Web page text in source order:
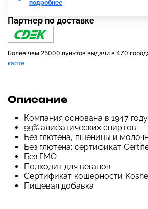
подробнее
Партнер по доставке
Более чем 25000 пунктов выдачи в 470
карте
Описание
Компания основана в 1947 году
99% алифатических спиртов
Без глютена, пшеницы и
Без глютена: сертификат
Без ГМО
Подходит для веганов
Сертификат кошерности
Пищевая добавка